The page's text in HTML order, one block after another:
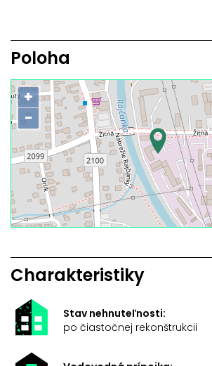
Poloha
+
−
Charakteristiky
Stav nehnuteľnosti:
po čiastočnej rekonštrukcii